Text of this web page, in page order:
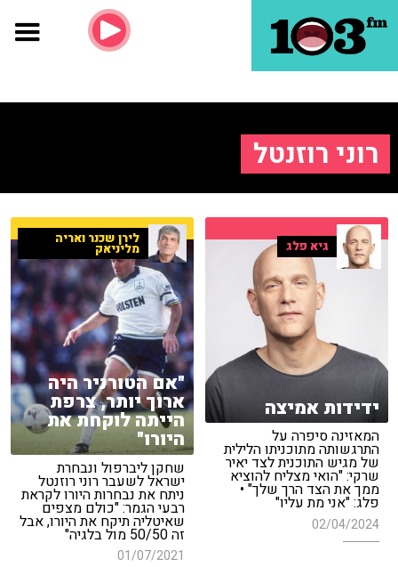
רוני רוזנטל
גיא פלג
ידידות אמיצה
המאזינה סיפרה על
התרגשותה מתוכניתו הלילית
של מגיש התוכנית לצד יאיר
שרקי: "הואי מצליח להוציא
ממך את הצד הרך שלך" •
פלג: "אני מת עליו"
02/04/2024
לירן שכנר ואריה
מליניאק
"אם הטורניר היה
ארוך יותר, צרפת
הייתה לוקחת את
היורו"
שחקן ליברפול ונבחרת
ישראל לשעבר רוני רוזנטל
ניתח את נבחרות היורו לקראת
רבעי הגמר: "כולם מצפים
שאיטליה תיקח את היורו, אבל
זה 50/50 מול בלגיה"
01/07/2021